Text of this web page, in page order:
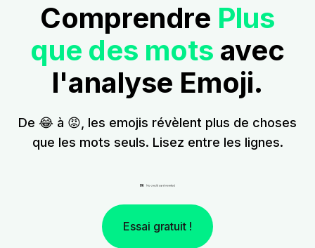
Comprendre Plus
que des mots avec
l'analyse Emoji.
De 😂 à 😡, les emojis révèlent plus de choses
que les mots seuls. Lisez entre les lignes.
Essai gratuit !